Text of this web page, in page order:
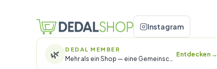
Instagram
🌿 DEDAL MEMBER
Entdecken →